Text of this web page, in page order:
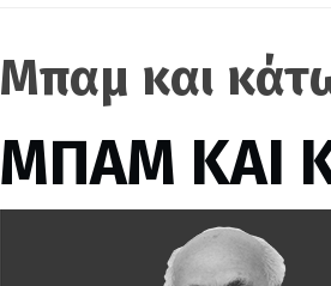
Μπαμ και
ΜΠΑΜ ΚΑΙ